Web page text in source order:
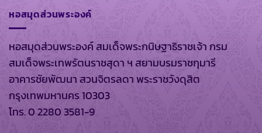
หอสมุดส่วนพระองค์
หอสมุดส่วนพระองค์ สมเด็จพระกนิษฐาธิราชเจ้า กรม
สมเด็จพระเทพรัตนราชสุดา ฯ สยามบรมราชกุมารี
อาคารชัยพัฒนา สวนจิตรลดา พระราชวังดุสิต
กรุงเทพมหานคร 10303
โทร. 0 2280 3581-9